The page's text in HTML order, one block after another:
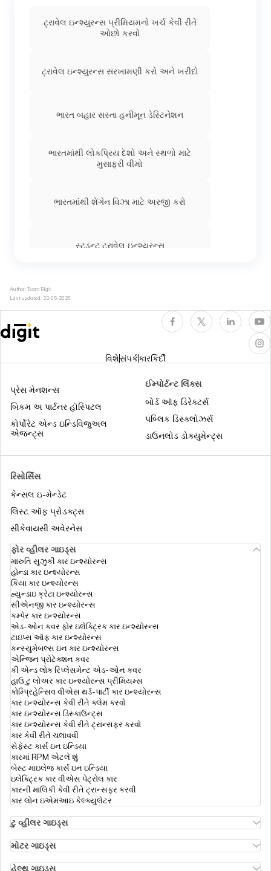
ટ્રાવેલ ઇન્શ્યુરન્સ પ્રીમિયમનો ખર્ચ કેવી રીતે
ઓછો કરવો
ટ્રાવેલ ઇન્શ્યુરન્સ સરખામણી કરો અને ખરીદો
ભારત બહાર સસ્તા હનીમૂન ડેસ્ટિનેશન
ભારતમાંથી લોકપ્રિય દેશો અને સ્થળો માટે
મુસાફરી વીમો
ભારતમાંથી શેંગેન વિઝા માટે અરજી કરો
સ્ટુડન્ટ ટ્રાવેલ ઇન્શ્યુરન્સ
વિલંબિત અથવા ખોવાયેલા સામાન વિશે બધું
ફાઇનાન્શ્યલ ઇમરજન્સી કેશપ્રદાન
ટ્રાવેલ ઇન્શ્યુરન્સ શું છે
પાસપોર્ટ નુકશાન કવર
ભારતમાંથી મુલાકાત લેવા માટે સૌથી સસ્તા 15
ટ્રાવેલ અથવા વિઝા માટે
ટ્રાવેલ ઇન્શ્યુરન્સ ઓનલાઇન ખરીદવાનો શ્રેષ્ઠ
ટ્રાવેલ અથવા વિઝા માટે
ભારતીયો માટે આગમનના દેશો પર વિઝા
ભારતનો પાસપોર્ટ રેન્કિંગ
ભારતીયો માટે વિઝા ફ્રી દેશો
Author: Team Digit
Last updated: 22-05-2026
વિશેસંપર્કકારકિર્દી
રિસોર્સિસ
કેન્સલ ઇ-મેન્ડેટ
લિસ્ટ ઑફ પ્રોડક્ટ્સ
સીકેવાયસી અવેરનેસ
પ્રેસ મેનશન્સ
બિકમ અ પાર્ટનર હૉસ્પિટલ
કોર્પોરેટ એન્ડ ઇન્ડિવિજુઅલ
એજન્ટ્સ
ઈમ્પોર્ટન્ટ લિંક્સ
બોર્ડ ઑફ ડિરેક્ટર્સ
પબ્લિક ડિસ્ક્લોઝર્સ
ડાઉનલોડ ડોક્યુમેન્ટ્સ
ફોર વ્હીલર ગાઇડ્સ
મારુતિ સુઝુકી કાર ઇન્શ્યોરન્સ
હોન્ડા કાર ઇન્શ્યોરન્સ
કિયા કાર ઇન્શ્યોરન્સ
હ્યુન્ડાઇ ક્રેટા ઇન્શ્યોરન્સ
સીએનજી કાર ઇન્શ્યોરન્સ
કમ્પેર કાર ઇન્શ્યોરન્સ
એડ-ઓન કવર ફોર ઇલેક્ટ્રિક કાર ઇન્શ્યોરન્સ
ટાઇપ્સ ઑફ કાર ઇન્શ્યોરન્સ
કન્સ્યુમેબલ્સ ઇન કાર ઇન્શ્યોરન્સ
એન્જિન પ્રોટેક્શન કવર
કી એન્ડ લોક રિપ્લેસમેન્ટ એડ-ઓન કવર
હાઉ ટુ લોઅર કાર ઇન્શ્યોરન્સ પ્રીમિયમ્સ
કોમ્પ્રિહેન્સિવ વીએસ થર્ડ-પાર્ટી કાર ઇન્શ્યોરન્સ
કાર ઇન્શ્યોરન્સ કેવી રીતે ક્લેમ કરવો
કાર ઇન્શ્યોરન્સ ડિસ્કાઉન્ટ્સ
કાર ઇન્શ્યોરન્સ કેવી રીતે ટ્રાન્સફર કરવો
કાર કેવી રીતે ચલાવવી
સેફેસ્ટ કાર્સ ઇન ઇન્ડિયા
કારમાં RPM એટલે શું
બેસ્ટ માઇલેજ કાર્સ ઇન ઇન્ડિયા
ઇલેક્ટ્રિક કાર વીએસ પેટ્રોલ કાર
કારની માલિકી કેવી રીતે ટ્રાન્સફર કરવી
કાર લોન ઇએમઆઇ કેલ્ક્યુલેટર
ટુ વ્હીલર ગાઇડ્સ
એથર એનર્જી બાઇક ઇન્શ્યોરન્સ
હીરો એચએફ ડિલક્સ ઇન્શ્યોરન્સ
મોટર ગાઇડ્સ
ટાઇપ્સ ઑફ મોટર ઇન્શ્યોરન્સ
હેલ્થ ગાઇડ્સ